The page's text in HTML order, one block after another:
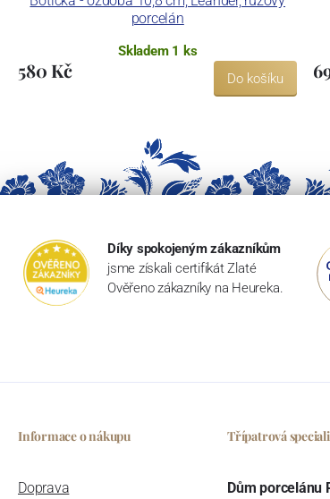
porcelán
Skladem 1 ks
580 Kč Do košíku
Díky spokojeným zákazníkům
jsme získali certifikát Zlaté
Ověřeno zákazníky na Heureka.
Informace o nákupu
Doprava
Třípatrová
Dům porcelánu